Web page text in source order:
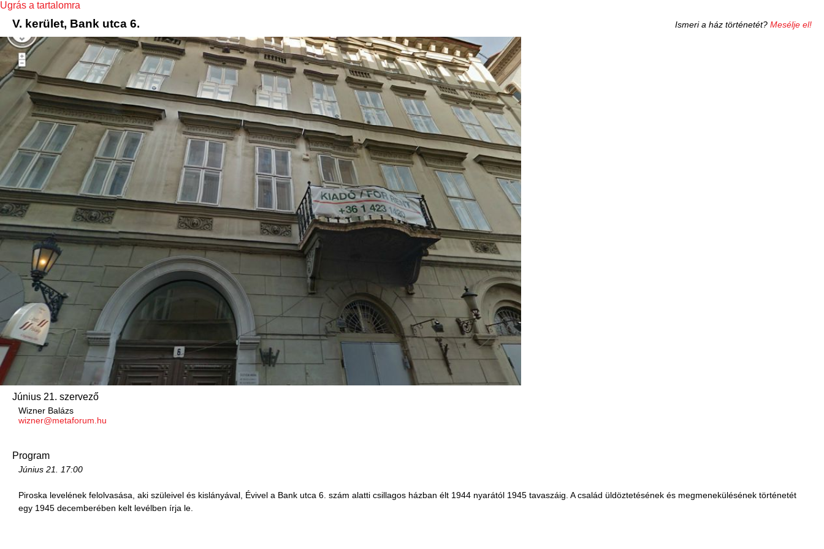
Ugrás a tartalomra
V. kerület, Bank utca 6. Ismeri a ház történetét? Mesélje el!
Június 21. szervező
Wizner Balázs
wizner@metaforum.hu
Program
Június 21. 17:00
Piroska levelének felolvasása, aki szüleivel és kislányával, Évivel a Bank utca 6. szám alatti csillagos házban élt 1944 nyarától 1945 tavaszáig. A család üldöztetésének és megmenekülésének történetét
egy 1945 decemberében kelt levélben írja le.